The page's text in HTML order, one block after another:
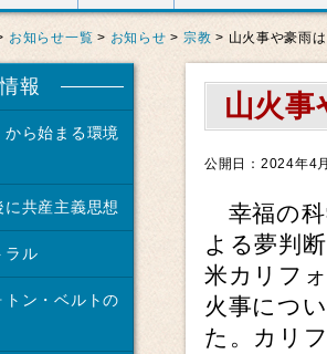
お知らせ一覧 > お知らせ > 宗教 > 山火事や豪雨
山火事
公開日：2024年4
幸福の科
よる夢判
米カリフ
火事につ
た。カリ
報
から始まる環境
共産主義思想
ラル
ン・ベルトの